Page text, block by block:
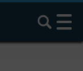
Hledat